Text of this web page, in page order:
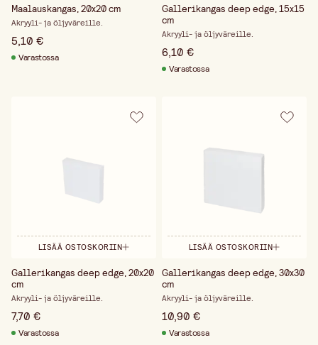
Maalauskangas, 20x20 cm
Akryyli- ja öljyväreille.
5,10 €
Varastossa
Gallerikangas deep edge, 15x15
cm
Akryyli- ja öljyväreille.
6,10 €
Varastossa
LISÄÄ OSTOSKORIIN
Gallerikangas deep edge, 20x20
cm
Akryyli- ja öljyväreille.
7,70 €
Varastossa
LISÄÄ OSTOSKORIIN
Gallerikangas deep edge, 30x30
cm
Akryyli- ja öljyväreille.
10,90 €
Varastossa